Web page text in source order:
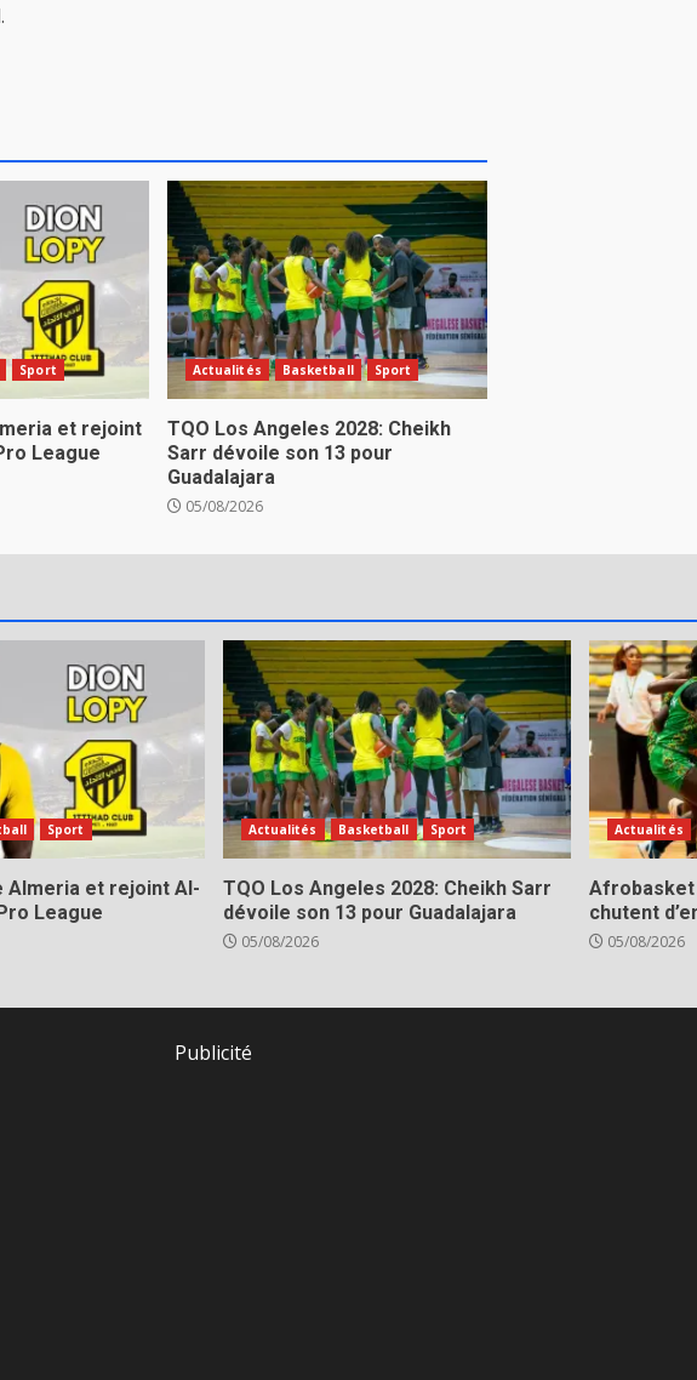
Sport
et rejoint
League
Actualités Basketball Sport
TQO Los Angeles 2028: Cheikh
Sarr dévoile son 13 pour
Guadalajara
05/08/2026
Sport
Almeria et rejoint Al-
League
Actualités Basketball Sport
TQO Los Angeles 2028: Cheikh Sarr
dévoile son 13 pour Guadalajara
05/08/2026
Actualités
Afrobasket
chutent
05/08/2026
Publicité